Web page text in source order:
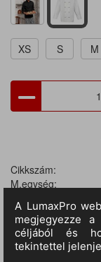
XS S M
Cikkszám:
M.egység:
Méret:
Anyag:
Tulajdonságok:
II.RAKTÁRON